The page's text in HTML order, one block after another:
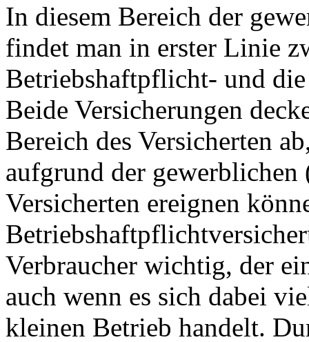
In diesem Bereich der
findet man in erster Linie
Betriebshaftpflicht- und
Beide Versicherungen
Bereich des Versicherten
aufgrund der
Versicherten ereignen
Verbraucher wichtig, der
auch wenn es sich dabei
kleinen Betrieb handelt.